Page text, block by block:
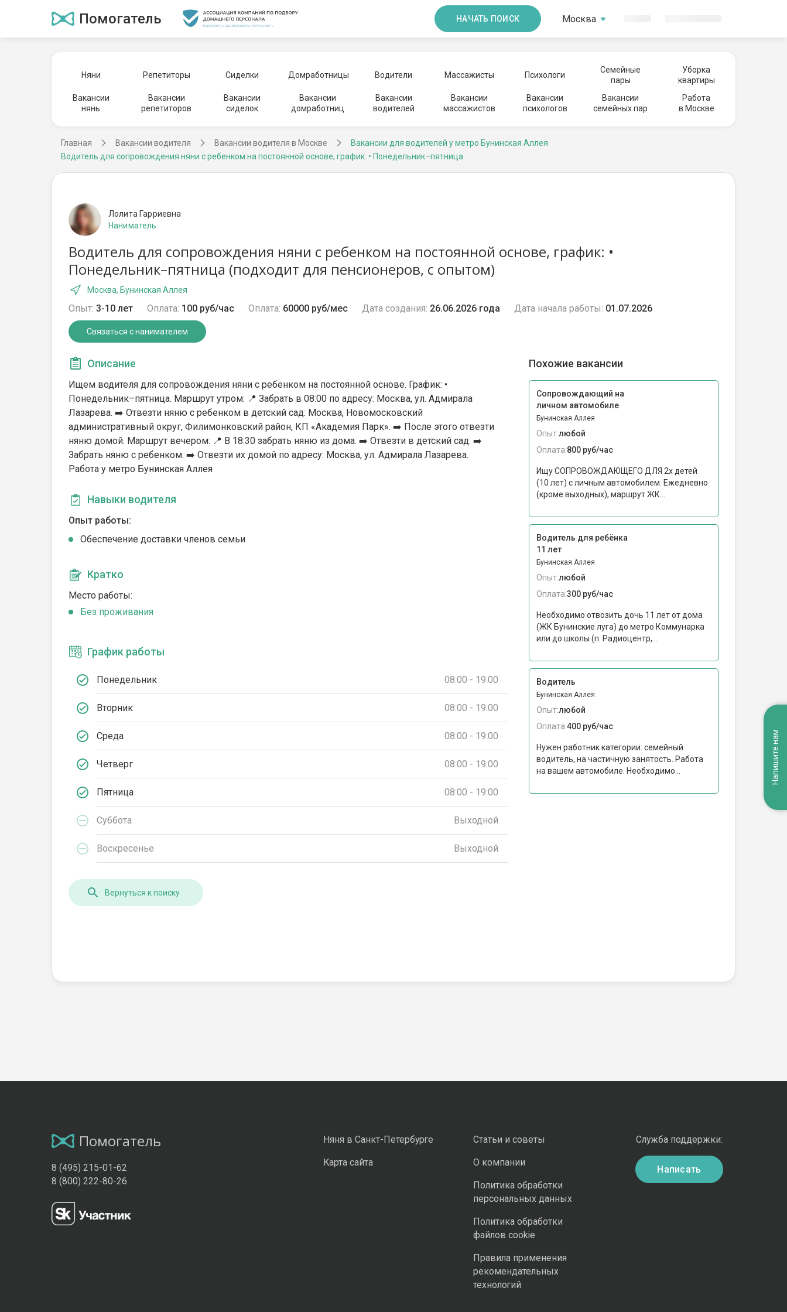
Помогатель НАЧАТЬ ПОИСК Москва
Няни Репетиторы Сиделки Домработницы Водители Массажисты Психологи
Семейные
пары
Уборка
квартиры
Вакансии
нянь
Вакансии
репетиторов
Вакансии
сиделок
Вакансии
домработниц
Вакансии
водителей
Вакансии
массажистов
Вакансии
психологов
Вакансии
семейных пар
Работа
в Москве
Главная Вакансии водителя Вакансии водителя в Москве
Вакансии для водителей у метро Бунинская Аллея
Водитель для сопровождения няни с ребенком на постоянной основе, график: • Понедельник–пятница
Лолита Гарриевна
Наниматель
Водитель для сопровождения няни с ребенком на постоянной основе, график: •
Понедельник–пятница (подходит для пенсионеров, с опытом)
Москва, Бунинская Аллея
Опыт: 3-10 лет Оплата: 100 руб/час Оплата: 60000 руб/мес Дата создания: 26.06.2026 года Дата начала работы: 01.07.2026
Связаться с нанимателем
Описание
Ищем водителя для сопровождения няни с ребенком на постоянной основе. График: •
Понедельник–пятница. Маршрут утром: 📍 Забрать в 08:00 по адресу: Москва, ул. Адмирала
Лазарева. ➡️ Отвезти няню с ребенком в детский сад: Москва, Новомосковский
административный округ, Филимонковский район, КП «Академия Парк». ➡️ После этого отвезти
няню домой. Маршрут вечером: 📍 В 18:30 забрать няню из дома. ➡️ Отвезти в детский сад. ➡️
Забрать няню с ребенком. ➡️ Отвезти их домой по адресу: Москва, ул. Адмирала Лазарева.
Работа у метро Бунинская Аллея
Навыки водителя
Опыт работы:
Обеспечение доставки членов семьи
Кратко
Место работы:
Без проживания
График работы
Понедельник 08:00 - 19:00
Вторник 08:00 - 19:00
Среда 08:00 - 19:00
Четверг 08:00 - 19:00
Пятница 08:00 - 19:00
Суббота Выходной
Воскресенье Выходной
Похожие вакансии
Сопровождающий на
личном автомобиле
Бунинская Аллея
Опыт:любой
Оплата:800 руб/час
Ищу СОПРОВОЖДАЮЩЕГО ДЛЯ 2х детей
(10 лет) с личным автомобилем. Ежедневно
(кроме выходных), маршрут ЖК...
Водитель для ребёнка
11 лет
Бунинская Аллея
Опыт:любой
Оплата:300 руб/час
Необходимо отвозить дочь 11 лет от дома
(ЖК Бунинские луга) до метро Коммунарка
или до школы (п. Радиоцентр,...
Водитель
Бунинская Аллея
Опыт:любой
Оплата:400 руб/час
Нужен работник категории: семейный
водитель, на частичную занятость. Работа
на вашем автомобиле. Необходимо...
Вернуться к поиску
Помогатель
8 (495) 215-01-62
8 (800) 222-80-26
Няня в Санкт-Петербурге
Карта сайта
Статьи и советы
О компании
Политика обработки
персональных данных
Политика обработки
файлов cookie
Правила применения
рекомендательных
технологий
Служба поддержки:
Написать
Напишите нам